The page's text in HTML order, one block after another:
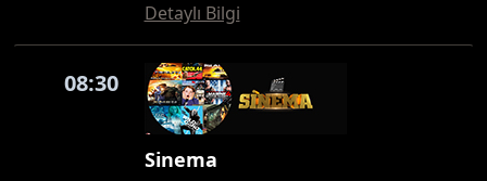
Detaylı Bilgi
08:30
Sinema